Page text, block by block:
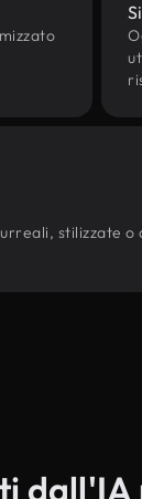
dall'IA